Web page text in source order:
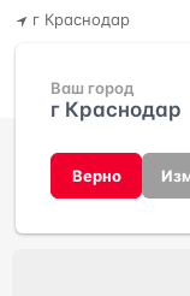
г Краснодар
Ваш город
г Краснодар
Верно